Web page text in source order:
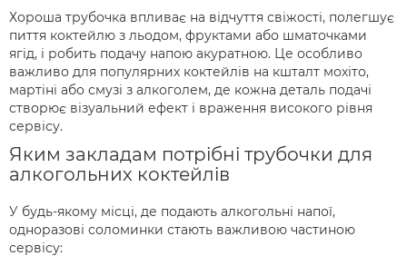
Хороша трубочка впливає на відчуття свіжості, полегшує
пиття коктейлю з льодом, фруктами або шматочками
ягід, і робить подачу напою акуратною. Це особливо
важливо для популярних коктейлів на кшталт мохіто,
мартіні або смузі з алкоголем, де кожна деталь подачі
створює візуальний ефект і враження високого рівня
сервісу.
Яким закладам потрібні трубочки для
алкогольних коктейлів
У будь-якому місці, де подають алкогольні напої,
одноразові соломинки стають важливою частиною
сервісу: